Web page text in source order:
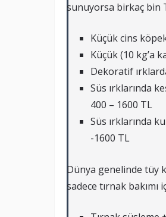
sunuyorsa birkaç bin
Küçük cins
Küçük (10 kg’a
Dekoratif
Süs ırklarında
400 – 1600 TL
Süs ırklarında
-1600 TL
Dünya genelinde tüy
sadece tırnak